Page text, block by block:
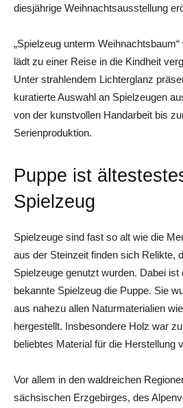
diesjährige Weihnachtsausstellung
„Spielzeug unterm
lädt zu einer Reise in die Kindheit
Unter strahlendem Lichterglanz
kuratierte Auswahl an Spielzeugen
von der kunstvollen Handarbeit bis
Serienproduktion.
Puppe ist
Spielzeug
Spielzeuge sind fast so alt wie die
aus der Steinzeit finden sich Relikte,
Spielzeuge genutzt wurden. Dabei
bekannte Spielzeug die Puppe. Sie
aus nahezu allen Naturmaterialien
hergestellt. Insbesondere Holz war
beliebtes Material für die Herstellung
Vor allem in den waldreichen
sächsischen Erzgebirges, des